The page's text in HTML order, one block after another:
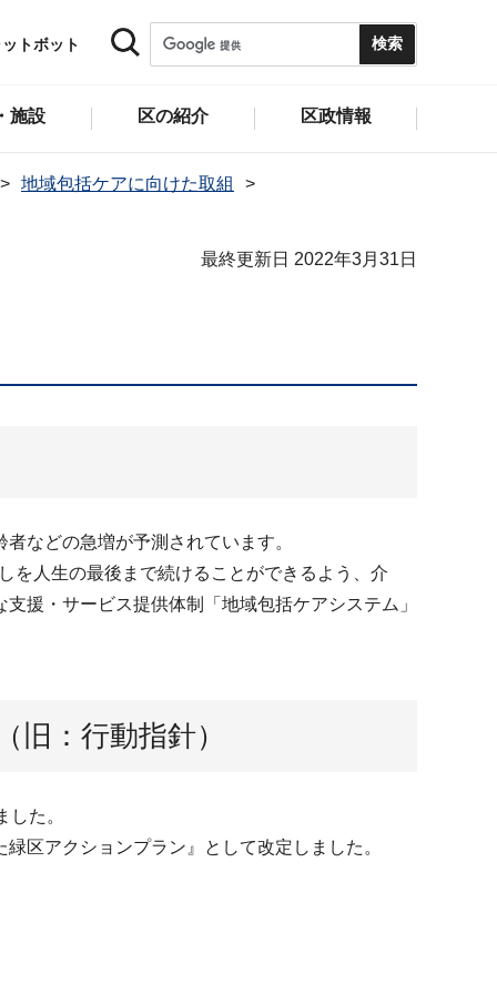
トボット
施設 区の紹介 区政情報
地域包括ケアに向けた取組
最終更新日 2022年3月31日
などの急増が予測されています。
を人生の最後まで続けることができるよう、介
援・サービス提供体制「地域包括ケアシステム」
：行動指針）
た。
区アクションプラン』として改定しました。